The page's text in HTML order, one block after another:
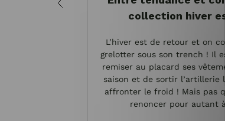
collection hiver
L’hiver est de retour et on
grelotter sous son trench ! Il
remiser au placard ses
saison et de sortir l’artillerie
affronter le froid ! Mais pas
renoncer pour autant